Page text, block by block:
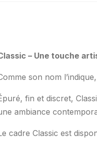
– Une touche
son nom
fin et discret,
ambiance
cadre Classic est